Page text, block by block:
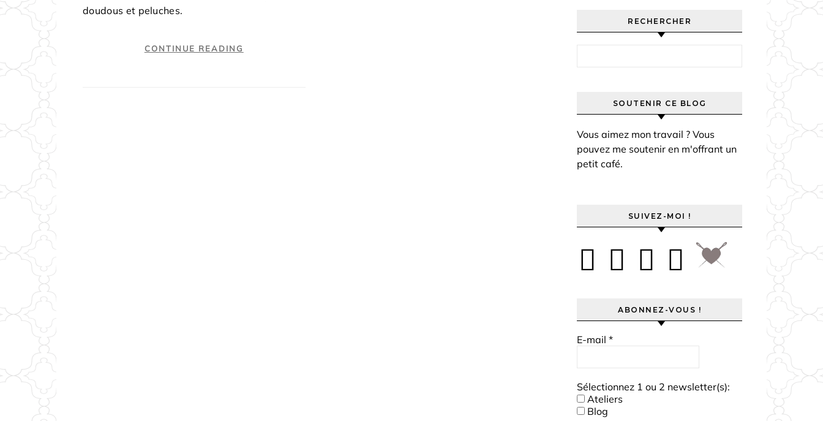
doudous et peluches.
CONTINUE READING
RECHERCHER
SOUTENIR CE BLOG
Vous aimez mon travail ? Vous
pouvez me soutenir en m'offrant un
petit café.
SUIVEZ-MOI !
ABONNEZ-VOUS !
E-mail *
Sélectionnez 1 ou 2 newsletter(s):
Ateliers
Blog